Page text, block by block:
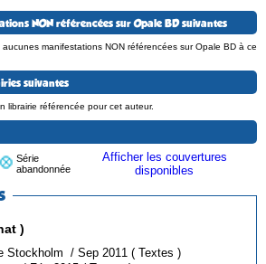
NON référencées sur Opale BD suivantes
manifestations NON référencées sur Opale BD à ce
suivantes
librairie référencée pour cet auteur.
Série
abandonnée
Afficher les couvertures
disponibles
)
• Tome 1 : Le Califat de Stockholm / Sep 2011 ( Textes )